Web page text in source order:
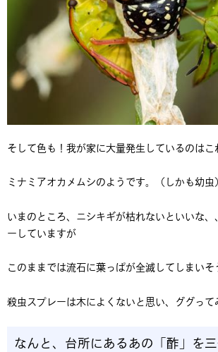
そして色も！我が家に大量発生しているのは
ミナミアオカメムシのようです。（しかも幼虫）
いまのところ、ニシキギが枯れないといいな
ーしていますが
このままでは流石に葉っぱが全滅してしまいそ
殺虫スプレーは木によくないと思い、ググって
なんと、台所にあるあの「酢」を